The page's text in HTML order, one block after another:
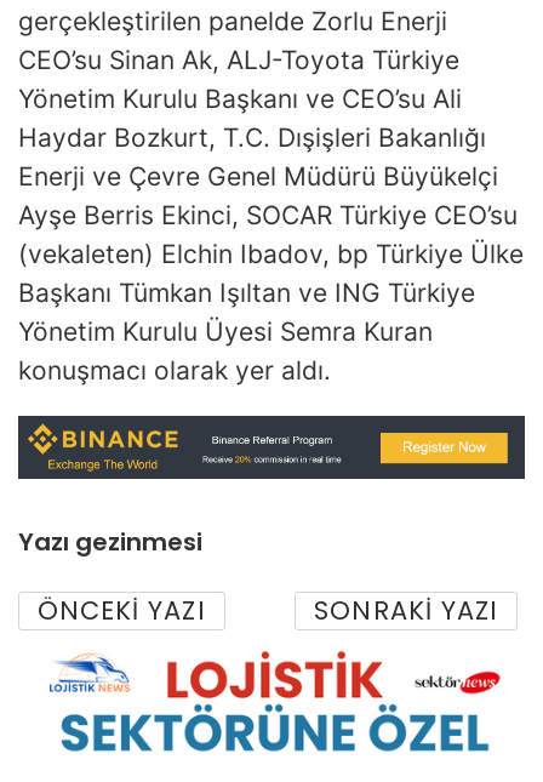
gerçekleştirilen panelde Zorlu Enerji
CEO’su Sinan Ak, ALJ-Toyota Türkiye
Yönetim Kurulu Başkanı ve CEO’su Ali
Haydar Bozkurt, T.C. Dışişleri Bakanlığı
Enerji ve Çevre Genel Müdürü Büyükelçi
Ayşe Berris Ekinci, SOCAR Türkiye CEO’su
(vekaleten) Elchin Ibadov, bp Türkiye Ülke
Başkanı Tümkan Işıltan ve ING Türkiye
Yönetim Kurulu Üyesi Semra Kuran
konuşmacı olarak yer aldı.
Yazı gezinmesi
ÖNCEKI YAZI SONRAKI YAZI